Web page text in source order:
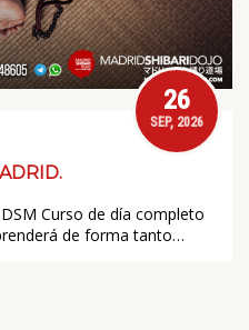
26
SEP, 2026
Curso de día completo
de forma tanto…